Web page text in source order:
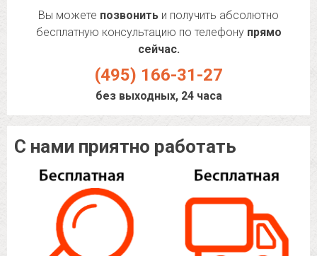
Вы можете позвонить и получить абсолютно
бесплатную консультацию по телефону прямо
сейчас.
(495) 166-31-27
без выходных, 24 часа
С нами приятно работать